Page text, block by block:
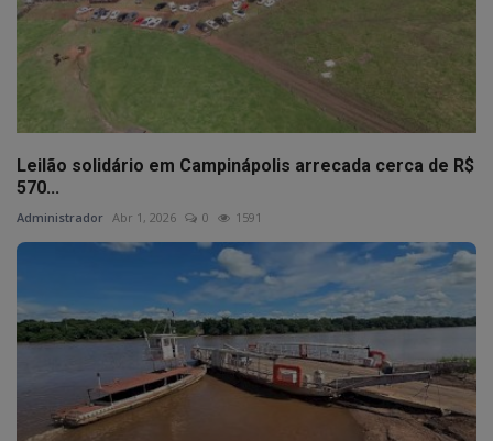
Leilão solidário em Campinápolis arrecada cerca de R$
570...
Administrador Abr 1, 2026 0 1591